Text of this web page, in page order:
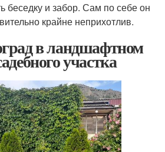
беседку и забор. Сам по себе он
крайне неприхотлив.
в ландшафтном
участка